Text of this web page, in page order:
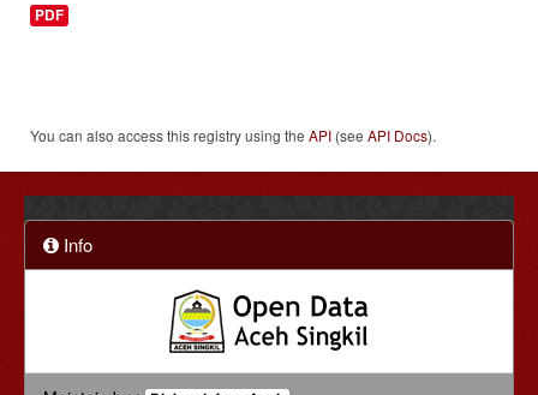
PDF
You can also access this registry using the API (see API Docs).
Info